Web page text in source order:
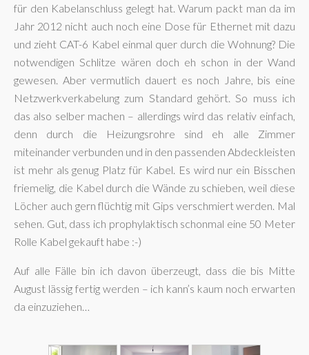
für den Kabelanschluss gelegt hat. Warum packt man da im
Jahr 2012 nicht auch noch eine Dose für Ethernet mit dazu
und zieht CAT-6 Kabel einmal quer durch die Wohnung? Die
notwendigen Schlitze wären doch eh schon in der Wand
gewesen. Aber vermutlich dauert es noch Jahre, bis eine
Netzwerkverkabelung zum Standard gehört. So muss ich
das also selber machen – allerdings wird das relativ einfach,
denn durch die Heizungsrohre sind eh alle Zimmer
miteinander verbunden und in den passenden Abdeckleisten
ist mehr als genug Platz für Kabel. Es wird nur ein Bisschen
friemelig, die Kabel durch die Wände zu schieben, weil diese
Löcher auch gern flüchtig mit Gips verschmiert werden. Mal
sehen. Gut, dass ich prophylaktisch schonmal eine 50 Meter
Rolle Kabel gekauft habe :-)
Auf alle Fälle bin ich davon überzeugt, dass die bis Mitte
August lässig fertig werden – ich kann’s kaum noch erwarten
da einzuziehen…